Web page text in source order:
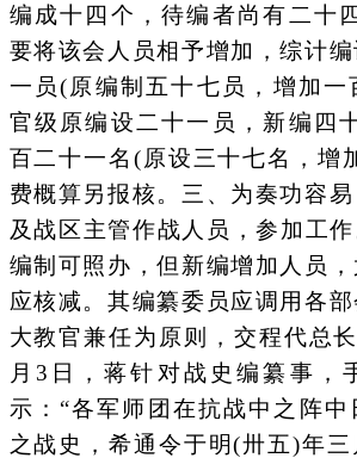
编成十四个，待编者尚有二十
要将该会人员相予增加，综计
一员(原编制五十七员，增加一
官级原编设二十一员，新编四
百二十一名(原设三十七名，增
费概算另报核。三、为奏功容
及战区主管作战人员，参加工
编制可照办，但新编增加人员，
应核减。其编纂委员应调用各
大教官兼任为原则，交程代总
月3日，蒋针对战史编纂事，
示：“各军师团在抗战中之阵
之战史，希通令于明(卅五)年